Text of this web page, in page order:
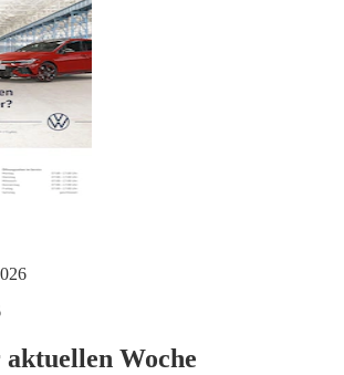
aktuellen Woche